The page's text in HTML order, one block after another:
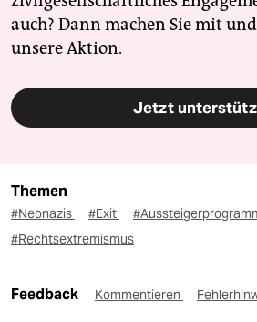
auch? Dann machen Sie mit
unsere Aktion.
Jetzt
Themen
#Neonazis #Exit
#Rechtsextremismus
Feedback Kommentieren